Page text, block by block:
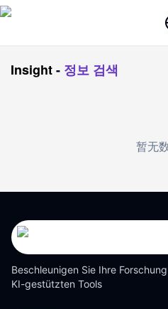
Insight- 정보 검색
暂无
Beschleunigen Sie Ihre
KI-gestützten Tools